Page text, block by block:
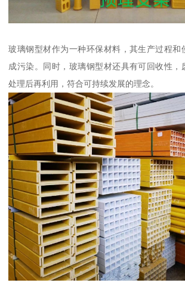
玻璃钢型材作为一种环保材料，其生产过程和
成污染。同时，玻璃钢型材还具有可回收性，
处理后再利用，符合可持续发展的理念。